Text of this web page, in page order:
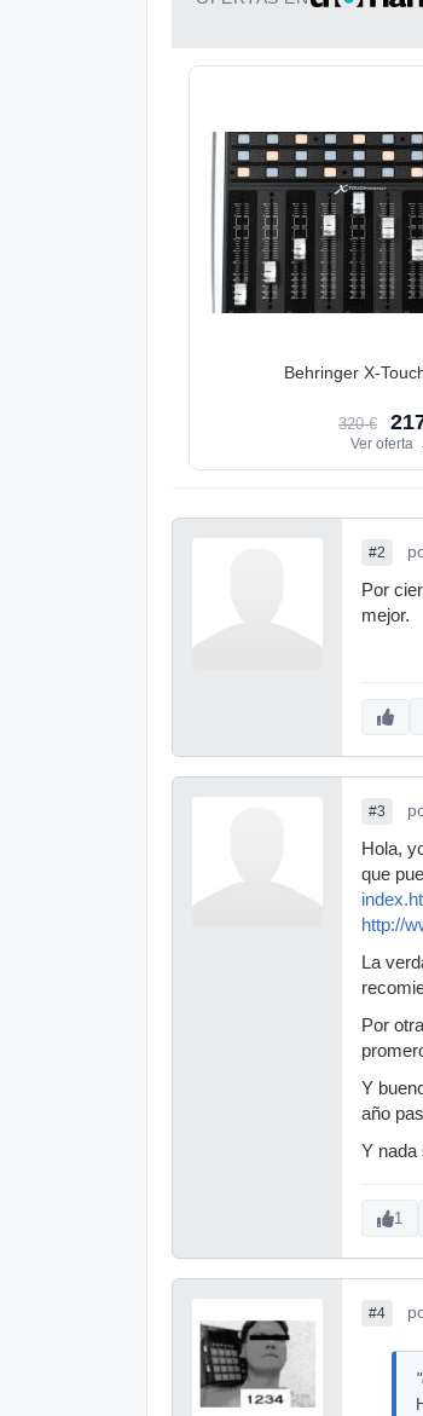
Behringer X-
320 €
Ver oferta
#2
Por
mejor.
#3
Hola,
que
http://
La
Por
Y
año
Y nada
1
#4